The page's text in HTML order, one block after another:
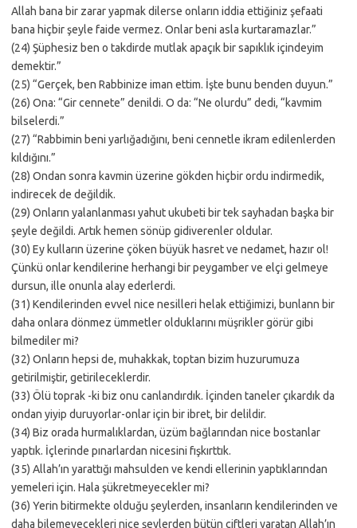
Allah bana bir zarar yapmak dilerse onların iddia ettiğiniz şefaati
bana hiçbir şeyle faide vermez. Onlar beni asla kurtaramazlar.”
(24) Şüphesiz ben o takdirde mutlak apaçık bir sapıklık içindeyim
demektir.”
(25) “Gerçek, ben Rabbinize iman ettim. İşte bunu benden duyun.”
(26) Ona: “Gir cennete” denildi. O da: “Ne olurdu” dedi, “kavmim
bilselerdi.”
(27) “Rabbimin beni yarlığadığını, beni cennetle ikram edilenlerden
kıldığını.”
(28) Ondan sonra kavmin üzerine gökden hiçbir ordu indirmedik,
indirecek de değildik.
(29) Onların yalanlanması yahut ukubeti bir tek sayhadan başka bir
şeyle değildi. Artık hemen sönüp gidiverenler oldular.
(30) Ey kulların üzerine çöken büyük hasret ve nedamet, hazır ol!
Çünkü onlar kendilerine herhangi bir peygamber ve elçi gelmeye
dursun, ille onunla alay ederlerdi.
(31) Kendilerinden evvel nice nesilleri helak ettiğimizi, bunlann bir
daha onlara dönmez ümmetler olduklarını müşrikler görür gibi
bilmediler mi?
(32) Onların hepsi de, muhakkak, toptan bizim huzurumuza
getirilmiştir, getirileceklerdir.
(33) Ölü toprak -ki biz onu canlandırdık. İçinden taneler çıkardık da
ondan yiyip duruyorlar-onlar için bir ibret, bir delildir.
(34) Biz orada hurmalıklardan, üzüm bağlarından nice bostanlar
yaptık. İçlerinde pınarlardan nicesini fışkırttık.
(35) Allah’ın yarattığı mahsulden ve kendi ellerinin yaptıklarından
yemeleri için. Hala şükretmeyecekler mi?
(36) Yerin bitirmekte olduğu şeylerden, insanların kendilerinden ve
daha bilemeyecekleri nice şeylerden bütün çiftleri yaratan Allah’ın